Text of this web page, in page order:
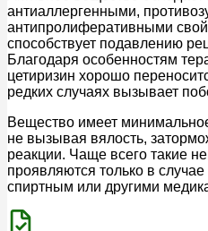
антиаллергенными,
антипролиферативными
способствует подавлению
Благодаря особенностям
цетиризин хорошо
редких случаях вызывает
Вещество имеет
не вызывая вялость,
реакции. Чаще всего такие
проявляются только в
спиртным или другими